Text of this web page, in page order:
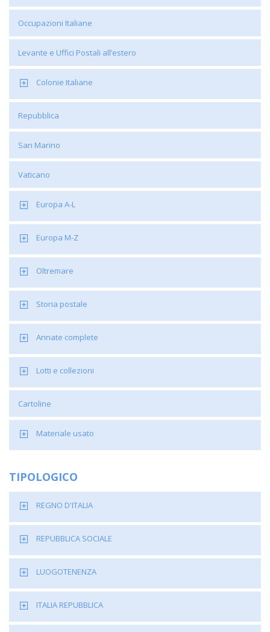
Occupazioni Italiane
Levante e Uffici Postali all’estero
Colonie Italiane
Repubblica
San Marino
Vaticano
Europa A-L
Europa M-Z
Oltremare
Storia postale
Annate complete
Lotti e collezioni
Cartoline
Materiale usato
TIPOLOGICO
REGNO D'ITALIA
REPUBBLICA SOCIALE
LUOGOTENENZA
ITALIA REPUBBLICA